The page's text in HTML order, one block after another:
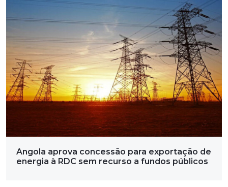
Angola aprova concessão para exportação de
energia à RDC sem recurso a fundos públicos